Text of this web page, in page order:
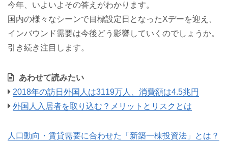
今年、いよいよその答えがわかります。
国内の様々なシーンで目標設定日となったXデーを迎え、
インバウンド需要は今後どう影響していくのでしょうか。
引き続き注目します。
あわせて読みたい
2018年の訪日外国人は3119万人、消費額は4.5兆円
外国人入居者を取り込む？メリットとリスクとは
人口動向・賃貸需要に合わせた「新築一棟投資法」とは？